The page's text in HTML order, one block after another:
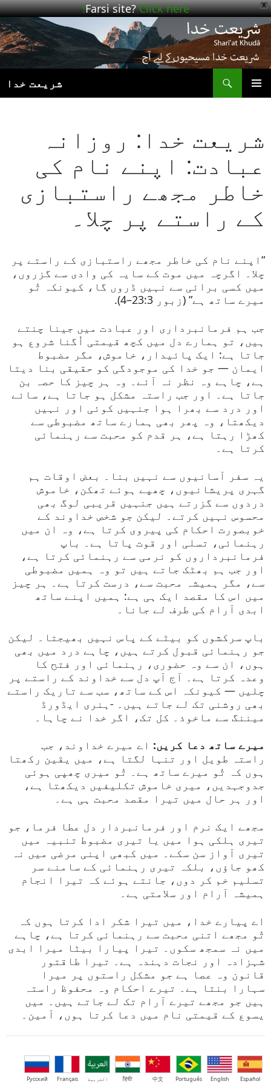
X
Farsi site?Click here!
چھوڑیں
مواد
پر
جائیں
شریعت خدا
شریعت خدا: روزانہ
عبادت: اپنے نام کی
خاطر مجھے راستبازی
کے راستے پر چلا۔
“اپنے نام کی خاطر مجھے راستبازی کے راستے پر
چلا۔ اگرچہ میں موت کے سایہ کی وادی سے گزروں،
میں کسی برائی سے نہیں ڈروں گا، کیونکہ تُو
میرے ساتھ ہے” (زبور 23:3–4).
جب ہم فرمانبرداری اور عبادت میں جینا چنتے
ہیں، تو ہمارے دل میں کچھ قیمتی اُگنا شروع ہو
جاتا ہے: ایک پائیدار، خاموش، مگر مضبوط
ایمان — جو خدا کی موجودگی کو حقیقی بنا دیتا
ہے، چاہے وہ نظر نہ آئے۔ وہ ہر چیز کا حصہ بن
جاتا ہے۔ اور جب راستہ مشکل ہو جاتا ہے، سائے
اور درد سے بھرا ہوا جنہیں کوئی اور نہیں
دیکھتا، وہ پھر بھی ہمارے ساتھ مضبوطی سے
کھڑا رہتا ہے، ہر قدم کو محبت سے رہنمائی
کرتا ہے۔
یہ سفر آسانیوں سے نہیں بنا۔ بعض اوقات ہم
گہری پریشانیوں، چھپے ہوئے تھکن، خاموش
دردوں سے گزرتے ہیں جنہیں قریبی لوگ بھی
محسوس نہیں کرتے۔ لیکن جو شخص خداوند کے
خوبصورت احکام کی پیروی کرتا ہے، وہ ان میں
رہنمائی، تسلی اور قوت پاتا ہے۔ باپ
فرمانبرداروں کو نرمی سے رہنمائی کرتا ہے،
اور جب ہم بھٹک جاتے ہیں تو وہ ہمیں مضبوطی
سے، مگر ہمیشہ محبت سے، درست کرتا ہے۔ ہر چیز
میں اس کا مقصد ایک ہی ہے: ہمیں اپنے ساتھ
ابدی آرام کی طرف لے جانا۔
باپ سرکشوں کو بیٹے کے پاس نہیں بھیجتا۔ لیکن
جو رہنمائی قبول کرتے ہیں، چاہے درد میں بھی
ہوں، ان سے وہ حضوری، رہنمائی اور فتح کا
وعدہ کرتا ہے۔ آج آپ دل سے خداوند کے راستے پر
چلیں — کیونکہ اس کے ساتھ، سب سے تاریک راستے
بھی روشنی تک لے جاتے ہیں۔ -ہنری ایڈورڈ
میننگ سے ماخوذ۔ کل تک، اگر خدا نے چاہا۔
میرے ساتھ دعا کریں: اے میرے خداوند، جب
راستہ طویل اور تنہا لگتا ہے، میں یقین رکھتا
ہوں کہ تُو میرے ساتھ ہے۔ تُو میری چھپی ہوئی
جدوجہدیں، میری خاموش تکلیفیں دیکھتا ہے،
اور ہر حال میں تیرا مقصد محبت ہی ہے۔
مجھے ایک نرم اور فرمانبردار دل عطا فرما، جو
تیری ہلکی ہوا میں یا تیری مضبوط تنبیہ میں
تیری آواز سن سکے۔ میں کبھی اپنی مرضی میں نہ
کھو جاؤں، بلکہ تیری رہنمائی کے سامنے سر
تسلیم خم کر دوں، جانتے ہوئے کہ تیرا انجام
ہمیشہ آرام اور سلامتی ہے۔
اے پیارے خدا، میں تیرا شکر ادا کرتا ہوں کہ
تُو مجھے اتنی محبت سے رہنمائی کرتا ہے، چاہے
میں نہ سمجھ سکوں۔ تیرا پیارا بیٹا میرا ابدی
شہزادہ اور نجات دہندہ ہے۔ تیرا طاقتور
قانون وہ عصا ہے جو مشکل راستوں پر میرا
سہارا بنتا ہے۔ تیرے احکام وہ محفوظ راستہ
ہیں جو مجھے تیرے آرام تک لے جاتے ہیں۔ میں
یسوع کے قیمتی نام میں دعا کرتا ہوں، آمین۔
Español
English
Português
中文
हिंदी العربية Français
Русский